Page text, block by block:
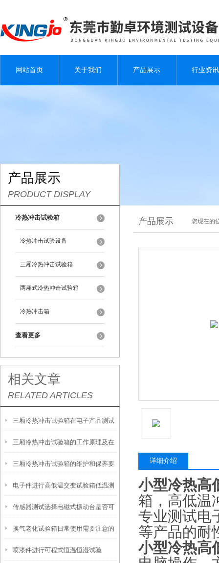
网站首页 关于我们 产品展示 行业资讯
产品展示
PRODUCT DISPLAY
冷热冲击试验箱
冷热冲击试验设备
三厢冷热冲击试验箱
两厢式冷热冲击试验箱
冷热冲击箱
查看更多
相关文章
RELATED ARTICLES
三厢冷热冲击试验箱在电子产品测试
中的应用
三厢冷热冲击试验箱的工作原理及在
航空领域的应用
三厢冷热冲击试验箱的维护和保养要
点
电子件进行高低温交变试验箱低温测
试好处
传感器测试选择电磁式振动台是否可
以
换气老化试验箱日常使用需要注意的
地方有哪些
喷漆件进行可程式恒温恒湿试验
产品展示 您现在的
详细介绍
小型冷热高
箱，高低温
专业测试电
等产品的耐
小型冷热高